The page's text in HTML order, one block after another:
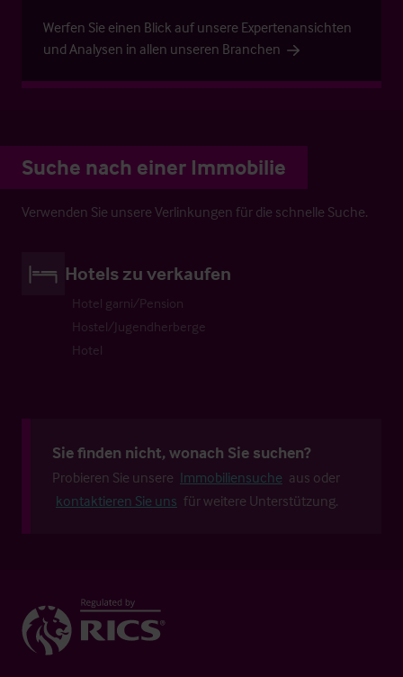
Werfen Sie einen Blick auf unsere Expertenansichten
und Analysen in allen unseren Branchen
Suche nach einer Immobilie
Verwenden Sie unsere Verlinkungen für die schnelle Suche.
Hotels zu verkaufen
Hotel garni/Pension
Hostel/Jugendherberge
Hotel
Sie finden nicht, wonach Sie suchen?
Probieren Sie unsere Immobiliensuche aus oder
kontaktieren Sie uns für weitere Unterstützung.